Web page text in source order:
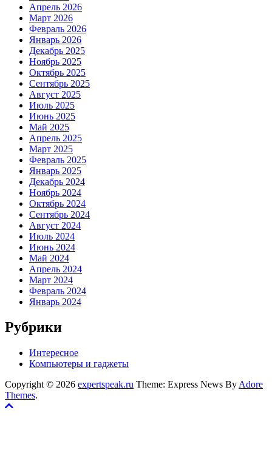
Апрель 2026
Март 2026
Февраль 2026
Январь 2026
Декабрь 2025
Ноябрь 2025
Октябрь 2025
Сентябрь 2025
Август 2025
Июль 2025
Июнь 2025
Май 2025
Апрель 2025
Март 2025
Февраль 2025
Январь 2025
Декабрь 2024
Ноябрь 2024
Октябрь 2024
Сентябрь 2024
Август 2024
Июль 2024
Июнь 2024
Май 2024
Апрель 2024
Март 2024
Февраль 2024
Январь 2024
Рубрики
Интересное
Компьютеры и гаджеты
Copyright © 2026 expertspeak.ru Theme: Express News By Adore
Themes.